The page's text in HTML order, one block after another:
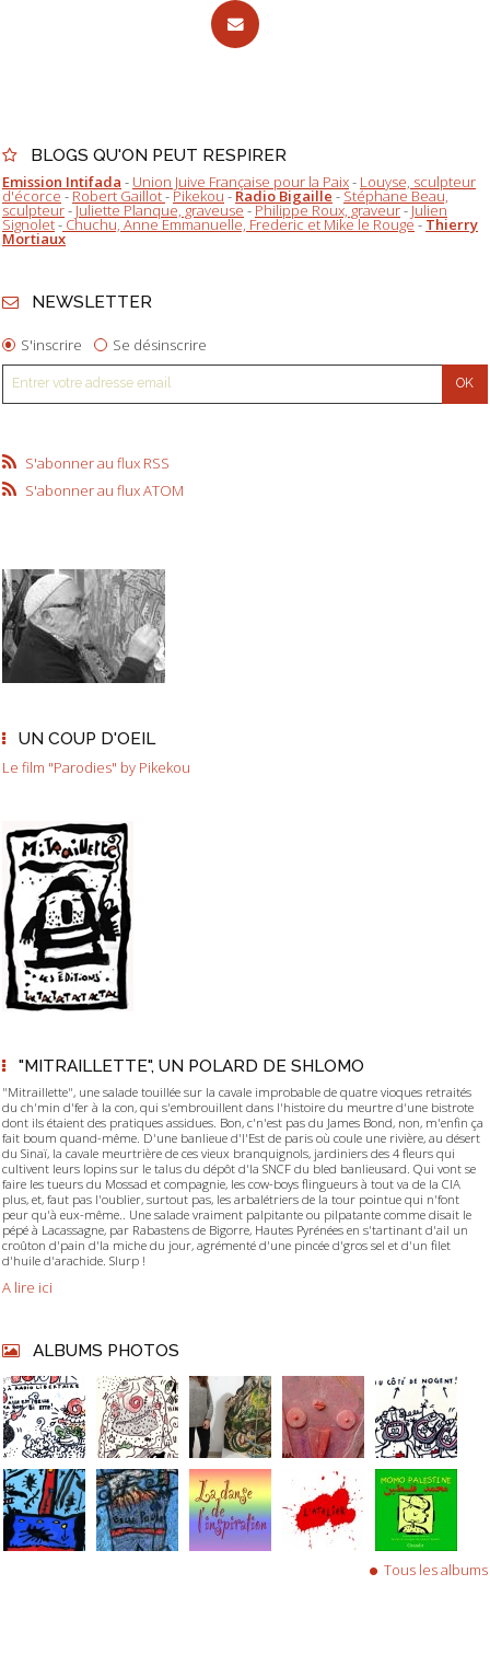
BLOGS QU'ON PEUT RESPIRER
Emission Intifada - Union Juive Française pour la Paix- Louyse, sculpteur
d'écorce-Robert Gaillot-Pikekou-Radio Bigaille-Stéphane Beau,
sculpteur-Juliette Planque, graveuse-Philippe Roux, graveur-Julien
Signolet-Chuchu, Anne Emmanuelle, Frederic et Mike le Rouge-Thierry
Mortiaux
NEWSLETTER
S'inscrire Se désinscrire
S'abonner au flux RSS
S'abonner au flux ATOM
UN COUP D'OEIL
Le film "Parodies" by Pikekou
"MITRAILLETTE", UN POLARD DE SHLOMO
"Mitraillette", une salade touillée sur la cavale improbable de quatre vioques retraités
du ch'min d'fer à la con, qui s'embrouillent dans l'histoire du meurtre d'une bistrote
dont ils étaient des pratiques assidues. Bon, c'n'est pas du James Bond, non, m'enfin ça
fait boum quand-même. D'une banlieue d'l'Est de paris où coule une rivière, au désert
du Sinaï, la cavale meurtrière de ces vieux branquignols, jardiniers des 4 fleurs qui
cultivent leurs lopins sur le talus du dépôt d'la SNCF du bled banlieusard. Qui vont se
faire les tueurs du Mossad et compagnie, les cow-boys flingueurs à tout va de la CIA
plus, et, faut pas l'oublier, surtout pas, les arbalétriers de la tour pointue qui n'font
peur qu'à eux-même.. Une salade vraiment palpitante ou pilpatante comme disait le
pépé à Lacassagne, par Rabastens de Bigorre, Hautes Pyrénées en s'tartinant d'ail un
croûton d'pain d'la miche du jour, agrémenté d'une pincée d'gros sel et d'un filet
d'huile d'arachide. Slurp !
A lire ici
ALBUMS PHOTOS
Tous les albums